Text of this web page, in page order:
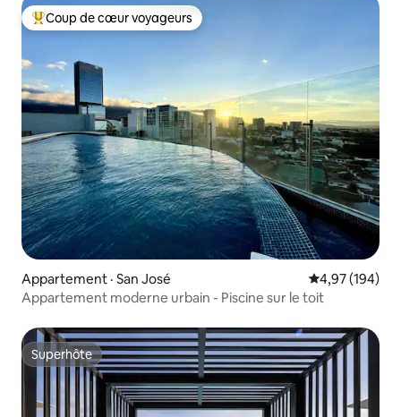
Coup de cœur voyageurs parmi les plus aimés
Coup de cœur voyageurs
Appartement · San José Note
4,97 (194)
Appartement moderne urbain - Piscine sur le toit
Superhôte
Superhôte